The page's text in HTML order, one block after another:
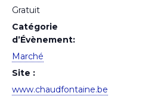
Gratuit
Catégorie
d’Évènement:
Marché
Site :
www.chaudfontaine.be